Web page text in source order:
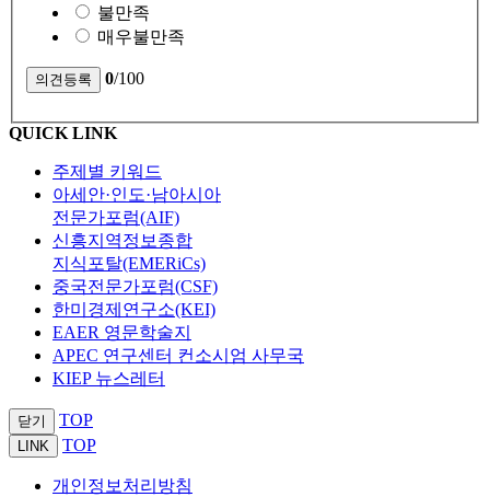
불만족
매우불만족
0/100
QUICK LINK
주제별 키워드
아세안·인도·남아시아
전문가포럼(AIF)
신흥지역정보종합
지식포탈(EMERiCs)
중국전문가포럼(CSF)
한미경제연구소(KEI)
EAER 영문학술지
APEC 연구센터 컨소시엄 사무국
KIEP 뉴스레터
닫기 TOP
LINK TOP
개인정보처리방침